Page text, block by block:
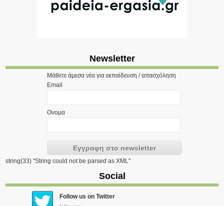
Newsletter
Μάθετε άμεσα νέα για εκπαίδευση / απασχόληση
Email
Ονομα
string(33) "String could not be parsed as XML"
Social
Follow us on Twitter